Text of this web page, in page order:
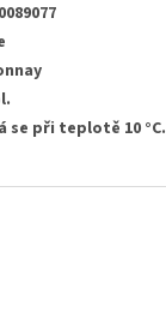
se při teplotě 10 °C.